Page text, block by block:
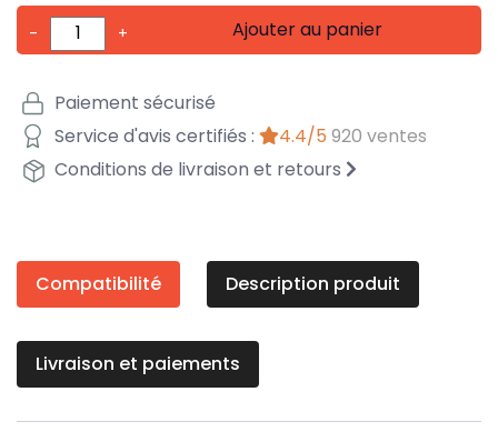
- + Ajouter au panier
Paiement sécurisé
Service d'avis certifiés :
4.4/5 920 ventes
Conditions de livraison et retours
Compatibilité Description produit
Livraison et paiements